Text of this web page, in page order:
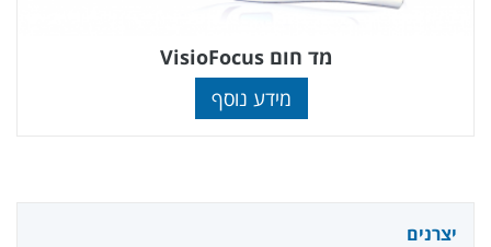
מד חום VisioFocus
מידע נוסף
יצרנים